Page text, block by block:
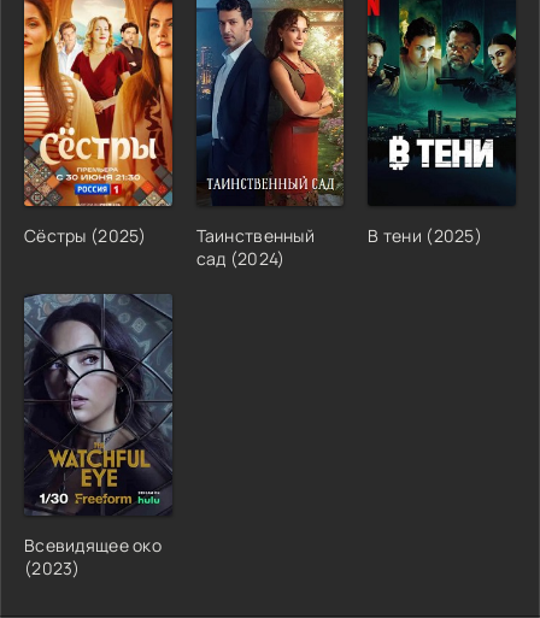
Сёстры (2025)
Таинственный
сад (2024)
В тени (2025)
Всевидящее око
(2023)